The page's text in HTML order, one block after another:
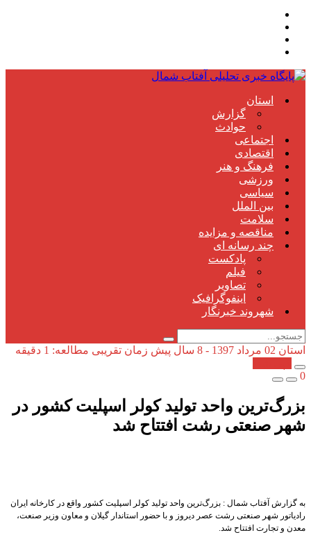
استان
گزارش
حوادث
اجتماعی
اقتصادی
فرهنگ و هنر
ورزشی
سیاسی
بین الملل
سلامت
مناقصه و مزایده
چند رسانه ای
پادکست
فیلم
تصاویر
اینفوگرافیک
شهروند خبرنگار
استان 02 مرداد 1397 - 8 سال پیش
زمان تقریبی مطالعه: 1 دقیقه
0
بزرگ‌ترین واحد تولید کولر اسپلیت کشور در
شهر صنعتی رشت افتتاح شد
به گزارش آفتاب شمال : بزرگ‌ترین واحد تولید کولر اسپلیت کشور واقع در کارخانه ایران
رادیاتور شهر صنعتی رشت عصر دیروز و با حضور استاندار گیلان و معاون وزیر صنعت،
معدن و تجارت افتتاح شد.